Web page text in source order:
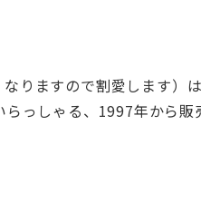
りますので割愛します）
らっしゃる、1997年から販